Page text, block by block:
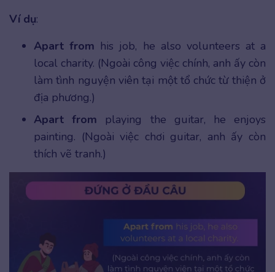
Ví dụ:
Apart from his job, he also volunteers at a
local charity. (Ngoài công việc chính, anh ấy còn
làm tình nguyện viên tại một tổ chức từ thiện ở
địa phương.)
Apart from playing the guitar, he enjoys
painting. (Ngoài việc chơi guitar, anh ấy còn
thích vẽ tranh.)